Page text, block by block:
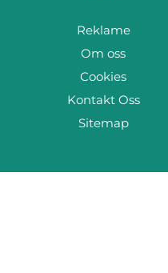
Reklame
Om oss
Cookies
Kontakt Oss
Sitemap